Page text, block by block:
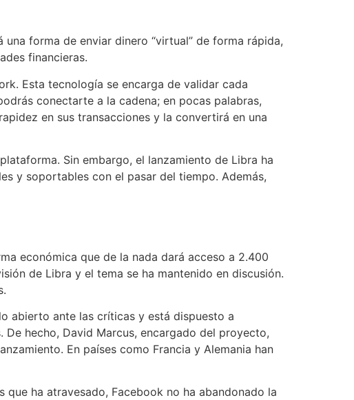
forma de enviar dinero “virtual” de forma rápida,
financieras.
Esta tecnología se encarga de validar cada
conectarte a la cadena; en pocas palabras,
en sus transacciones y la convertirá en una
Sin embargo, el lanzamiento de Libra ha
y soportables con el pasar del tiempo. Además,
económica que de la nada dará acceso a 2.400
de Libra y el tema se ha mantenido en discusión.
abierto ante las críticas y está dispuesto a
hecho, David Marcus, encargado del proyecto,
En países como Francia y Alemania han
ha atravesado, Facebook no ha abandonado la